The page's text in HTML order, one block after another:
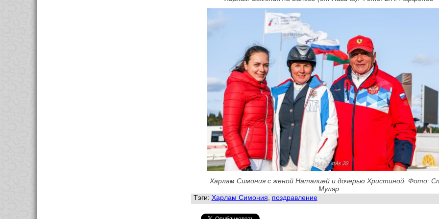
Харлам Симония с женой Наталией и дочерью Христиной. Фото:
Муляр
Тэги: Харлам Симония поздравление